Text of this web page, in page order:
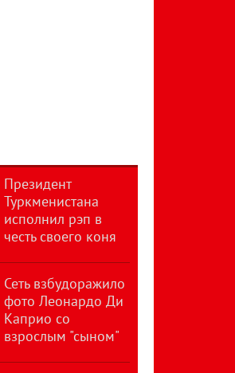
Президент
Туркменистана
исполнил рэп в
честь своего коня
Сеть взбудоражило
фото Леонардо Ди
Каприо со
взрослым "сыном"